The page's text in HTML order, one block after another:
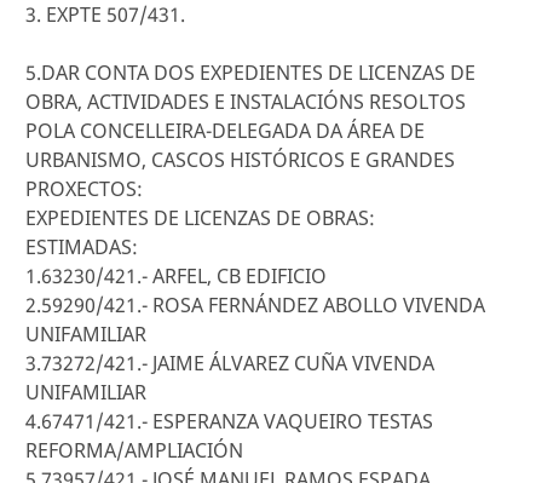
3. EXPTE 507/431.
5.DAR CONTA DOS EXPEDIENTES DE LICENZAS DE
OBRA, ACTIVIDADES E INSTALACIÓNS RESOLTOS
POLA CONCELLEIRA-DELEGADA DA ÁREA DE
URBANISMO, CASCOS HISTÓRICOS E GRANDES
PROXECTOS:
EXPEDIENTES DE LICENZAS DE OBRAS:
ESTIMADAS:
1.63230/421.- ARFEL, CB EDIFICIO
2.59290/421.- ROSA FERNÁNDEZ ABOLLO VIVENDA
UNIFAMILIAR
3.73272/421.- JAIME ÁLVAREZ CUÑA VIVENDA
UNIFAMILIAR
4.67471/421.- ESPERANZA VAQUEIRO TESTAS
REFORMA/AMPLIACIÓN